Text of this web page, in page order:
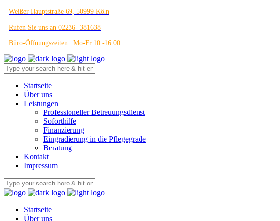
Weißer Hauptstraße 69, 50999 Köln
Rufen Sie uns an 02236- 381638
Büro-Öffnungszeiten : Mo-Fr.10 -16.00
Startseite
Über uns
Leistungen
Professioneller Betreuungsdienst
Soforthilfe
Finanzierung
Eingradierung in die Pflegegrade
Beratung
Kontakt
Impressum
Startseite
Über uns